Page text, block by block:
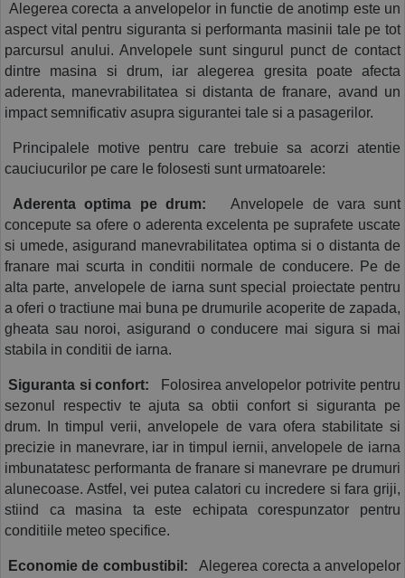
Alegerea corecta a anvelopelor in functie de anotimp este un
aspect vital pentru siguranta si performanta masinii tale pe tot
parcursul anului. Anvelopele sunt singurul punct de contact
dintre masina si drum, iar alegerea gresita poate afecta
aderenta, manevrabilitatea si distanta de franare, avand un
impact semnificativ asupra sigurantei tale si a pasagerilor.
Principalele motive pentru care trebuie sa acorzi atentie
cauciucurilor pe care le folosesti sunt urmatoarele:
Aderenta optima pe drum:
Anvelopele de vara sunt
concepute sa ofere o aderenta excelenta pe suprafete uscate
si umede, asigurand manevrabilitatea optima si o distanta de
franare mai scurta in conditii normale de conducere. Pe de
alta parte, anvelopele de iarna sunt special proiectate pentru
a oferi o tractiune mai buna pe drumurile acoperite de zapada,
gheata sau noroi, asigurand o conducere mai sigura si mai
stabila in conditii de iarna.
Siguranta si confort:
Folosirea anvelopelor potrivite pentru
sezonul respectiv te ajuta sa obtii confort si siguranta pe
drum. In timpul verii, anvelopele de vara ofera stabilitate si
precizie in manevrare, iar in timpul iernii, anvelopele de iarna
imbunatatesc performanta de franare si manevrare pe drumuri
alunecoase. Astfel, vei putea calatori cu incredere si fara griji,
stiind ca masina ta este echipata corespunzator pentru
conditiile meteo specifice.
Economie de combustibil:
Alegerea corecta a anvelopelor